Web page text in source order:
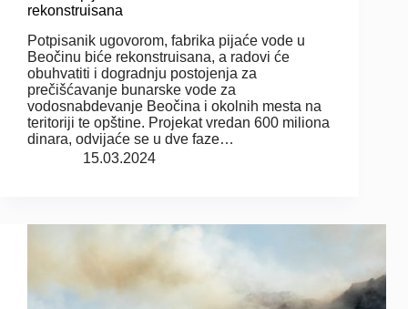
rekonstruisana
Potpisanik ugovorom, fabrika pijaće vode u
Beočinu biće rekonstruisana, a radovi će
obuhvatiti i dogradnju postojenja za
prečišćavanje bunarske vode za
vodosnabdevanje Beočina i okolnih mesta na
teritoriji te opštine. Projekat vredan 600 miliona
dinara, odvijaće se u dve faze…
15.03.2024